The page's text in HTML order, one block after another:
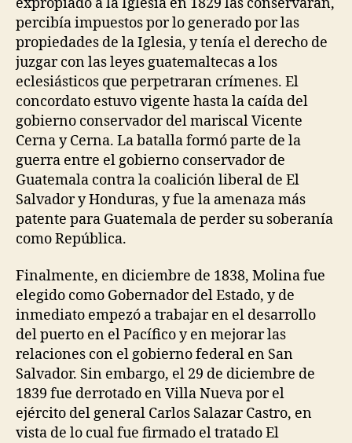
percibía impuestos por lo generado por las
propiedades de la Iglesia, y tenía el derecho de
juzgar con las leyes guatemaltecas a los
eclesiásticos que perpetraran crímenes. El
concordato estuvo vigente hasta la caída del
gobierno conservador del mariscal Vicente
Cerna y Cerna. La batalla formó parte de la
guerra entre el gobierno conservador de
Guatemala contra la coalición liberal de El
Salvador y Honduras, y fue la amenaza más
patente para Guatemala de perder su soberanía
como República.
Finalmente, en diciembre de 1838, Molina fue
elegido como Gobernador del Estado, y de
inmediato empezó a trabajar en el desarrollo
del puerto en el Pacífico y en mejorar las
relaciones con el gobierno federal en San
Salvador. Sin embargo, el 29 de diciembre de
1839 fue derrotado en Villa Nueva por el
ejército del general Carlos Salazar Castro, en
vista de lo cual fue firmado el tratado El